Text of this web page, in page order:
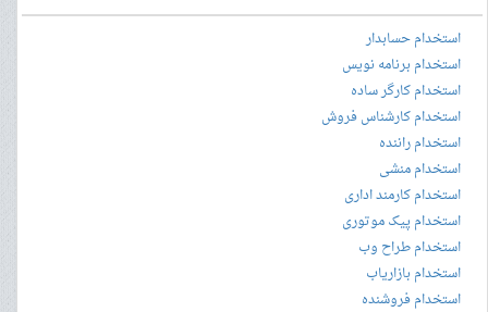
استخدام حسابدار
استخدام برنامه نویس
استخدام کارگر ساده
استخدام کارشناس فروش
استخدام راننده
استخدام منشی
استخدام کارمند اداری
استخدام پیک موتوری
استخدام طراح وب
استخدام بازاریاب
استخدام فروشنده